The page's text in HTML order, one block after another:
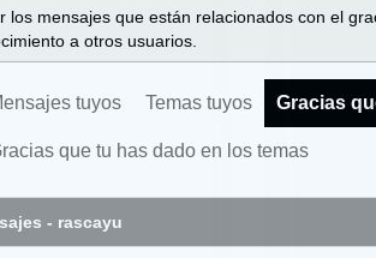
los mensajes que están relacionados con el
a otros usuarios.
tuyos Temas tuyos Gracias
que tu has dado en los temas
- rascayu